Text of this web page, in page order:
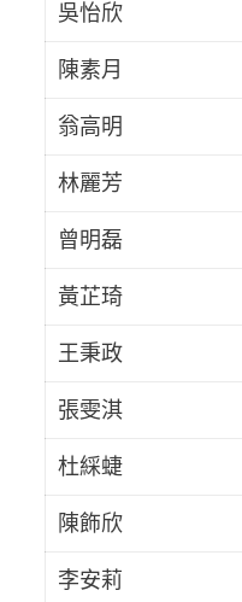
吳怡欣
陳素月
翁高明
林麗芳
曾明磊
黃芷琦
王秉政
張雯淇
杜綵蜨
陳飾欣
李安莉